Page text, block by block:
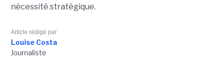
nécessité stratégique.
Article rédigé par
Louise Costa
Journaliste